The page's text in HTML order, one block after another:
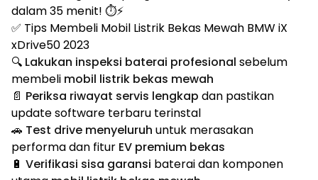
dalam 35 menit! ⏱️⚡
✅ Tips Membeli Mobil Listrik Bekas Mewah BMW iX
xDrive50 2023
🔍 Lakukan inspeksi baterai profesional sebelum
membeli mobil listrik bekas mewah
📄 Periksa riwayat servis lengkap dan pastikan
update software terbaru terinstal
🚗 Test drive menyeluruh untuk merasakan
performa dan fitur EV premium bekas
🔋 Verifikasi sisa garansi baterai dan komponen